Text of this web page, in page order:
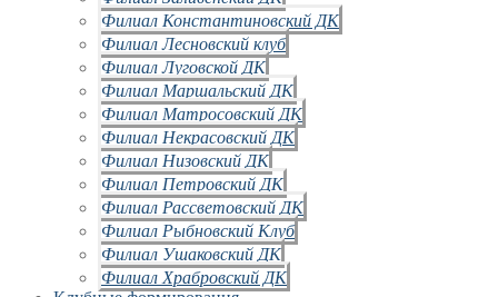
Филиал Константиновский ДК
Филиал Лесновский клуб
Филиал Луговской ДК
Филиал Маршальский ДК
Филиал Матросовский ДК
Филиал Некрасовский ДК
Филиал Низовский ДК
Филиал Петровский ДК
Филиал Рассветовский ДК
Филиал Рыбновский Клуб
Филиал Ушаковский ДК
Филиал Храбровский ДК